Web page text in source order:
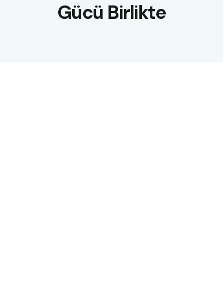
Gücü Birlikte